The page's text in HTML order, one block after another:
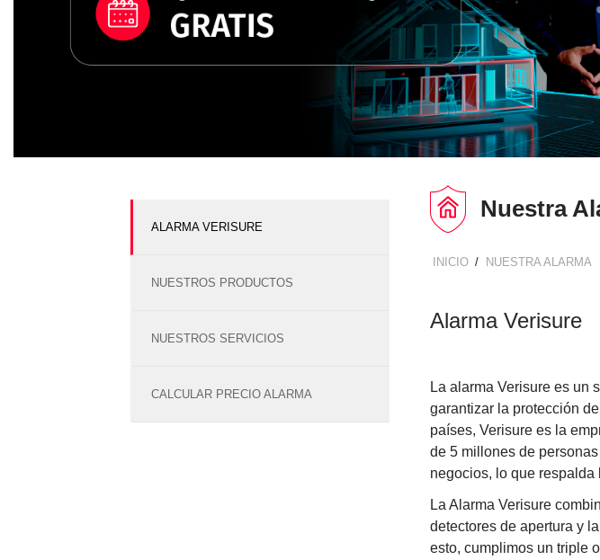
ALARMA VERISURE
NUESTROS PRODUCTOS
NUESTROS SERVICIOS
CALCULAR PRECIO ALARMA
Nuestra
BREADCRUMB
INICIO NUESTRA ALARMA
Alarma Verisure
La alarma Verisure es un
garantizar la protección
países, Verisure es la
de 5 millones de
negocios, lo que respalda
La Alarma Verisure
detectores de apertura y
esto, cumplimos un triple